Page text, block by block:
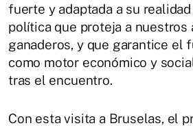
fuerte y adaptada a su
política que proteja a nuestros
ganaderos, y que garantice el
como motor económico y
tras el encuentro.
Con esta visita a Bruselas, el